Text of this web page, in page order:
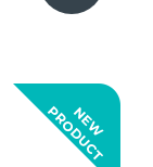
N
E
W
P
R
O
D
U
C
T